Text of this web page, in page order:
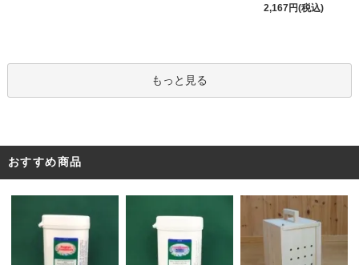
2,167円(税込)
もっと見る
おすすめ商品